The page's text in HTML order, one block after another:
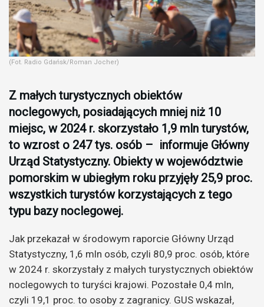
(Fot. Radio Gdańsk/Roman Jocher)
Z małych turystycznych obiektów
noclegowych, posiadających mniej niż 10
miejsc, w 2024 r. skorzystało 1,9 mln turystów,
to wzrost o 247 tys. osób – informuje Główny
Urząd Statystyczny. Obiekty w województwie
pomorskim w ubiegłym roku przyjęły 25,9 proc.
wszystkich turystów korzystających z tego
typu bazy noclegowej.
Jak przekazał w środowym raporcie Główny Urząd
Statystyczny, 1,6 mln osób, czyli 80,9 proc. osób, które
w 2024 r. skorzystały z małych turystycznych obiektów
noclegowych to turyści krajowi. Pozostałe 0,4 mln,
czyli 19,1 proc. to osoby z zagranicy. GUS wskazał,